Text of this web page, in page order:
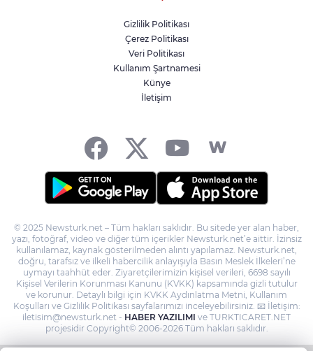
İzmir Güzelbahçe Zabıtası'ndan kapsamlı
gıda denetimi
TÜGVA Kayseri, Memduh Büyükkılıç'ı
Gizlilik Politikası
Çerez Politikası
Veri Politikası
Kullanım Şartnamesi
Künye
İletişim
© 2025 Newsturk.net – Tüm hakları saklıdır. Bu sitede yer alan haber,
yazı, fotoğraf, video ve diğer tüm içerikler Newsturk.net’e aittir. İzinsiz
kullanılamaz, kaynak gösterilmeden alıntı yapılamaz. Newsturk.net,
doğru, tarafsız ve ilkeli habercilik anlayışıyla Basın Meslek İlkeleri’ne
uymayı taahhüt eder. Ziyaretçilerimizin kişisel verileri, 6698 sayılı
Kişisel Verilerin Korunması Kanunu (KVKK) kapsamında gizli tutulur
ve korunur. Detaylı bilgi için KVKK Aydınlatma Metni, Kullanım
Koşulları ve Gizlilik Politikası sayfalarımızı inceleyebilirsiniz. 📧 İletişim:
iletisim@newsturk.net - HABER YAZILIMI ve TURKTICARET.NET
projesidir Copyright© 2006-2026 Tüm hakları saklıdır.